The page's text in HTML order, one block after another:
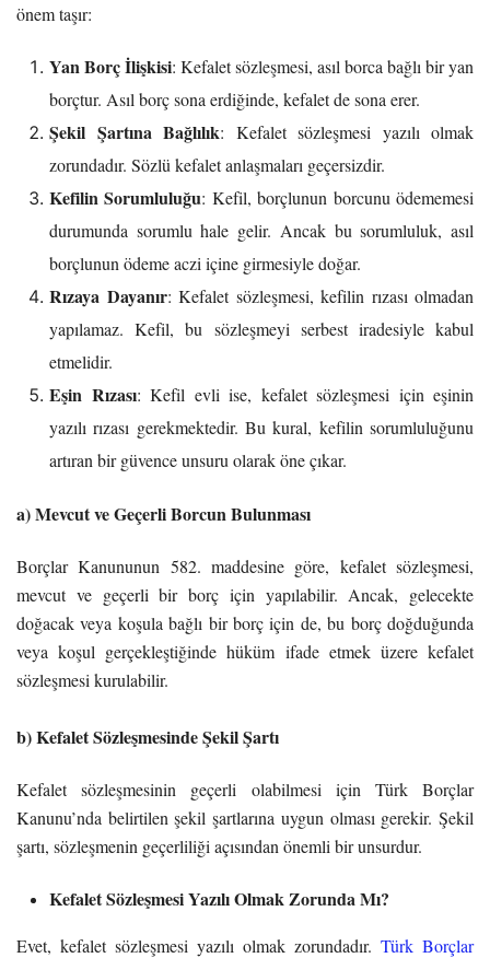
önem taşır:
Yan Borç İlişkisi: Kefalet sözleşmesi, asıl borca bağlı bir yan
borçtur. Asıl borç sona erdiğinde, kefalet de sona erer.
Şekil Şartına Bağlılık: Kefalet sözleşmesi yazılı olmak
zorundadır. Sözlü kefalet anlaşmaları geçersizdir.
Kefilin Sorumluluğu: Kefil, borçlunun borcunu ödememesi
durumunda sorumlu hale gelir. Ancak bu sorumluluk, asıl
borçlunun ödeme aczi içine girmesiyle doğar.
Rızaya Dayanır: Kefalet sözleşmesi, kefilin rızası olmadan
yapılamaz. Kefil, bu sözleşmeyi serbest iradesiyle kabul
etmelidir.
Eşin Rızası: Kefil evli ise, kefalet sözleşmesi için eşinin
yazılı rızası gerekmektedir. Bu kural, kefilin sorumluluğunu
artıran bir güvence unsuru olarak öne çıkar.
a) Mevcut ve Geçerli Borcun Bulunması
Borçlar Kanununun 582. maddesine göre, kefalet sözleşmesi,
mevcut ve geçerli bir borç için yapılabilir. Ancak, gelecekte
doğacak veya koşula bağlı bir borç için de, bu borç doğduğunda
veya koşul gerçekleştiğinde hüküm ifade etmek üzere kefalet
sözleşmesi kurulabilir.
b) Kefalet Sözleşmesinde Şekil Şartı
Kefalet sözleşmesinin geçerli olabilmesi için Türk Borçlar
Kanunu’nda belirtilen şekil şartlarına uygun olması gerekir. Şekil
şartı, sözleşmenin geçerliliği açısından önemli bir unsurdur.
Kefalet Sözleşmesi Yazılı Olmak Zorunda Mı?
Evet, kefalet sözleşmesi yazılı olmak zorundadır. Türk Borçlar